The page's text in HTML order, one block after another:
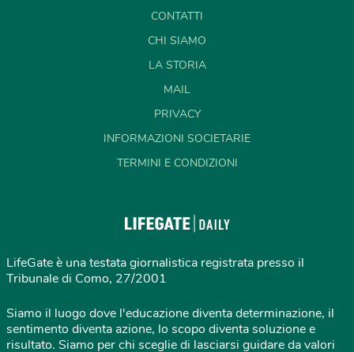
CONTATTI
CHI SIAMO
LA STORIA
MAIL
PRIVACY
INFORMAZIONI SOCIETARIE
TERMINI E CONDIZIONI
LifeGate è una testata giornalistica registrata presso il
Tribunale di Como, 27/2001
Siamo il luogo dove l'educazione diventa determinazione, il
sentimento diventa azione, lo scopo diventa soluzione e
risultato. Siamo per chi sceglie di lasciarsi guidare da valori